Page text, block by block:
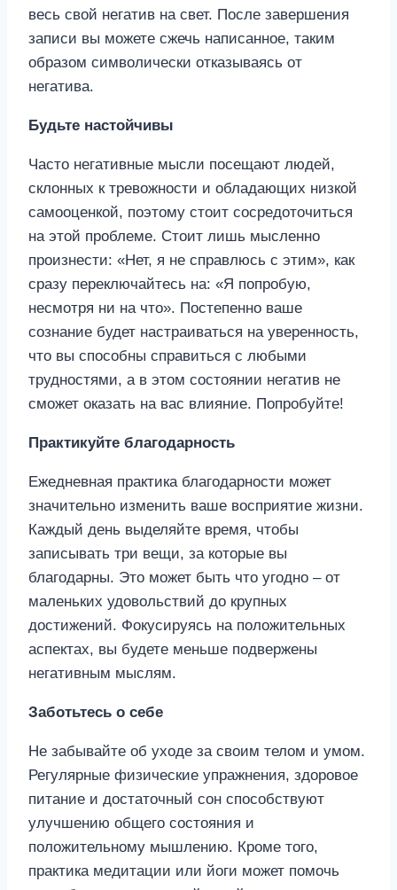
весь свой негатив на свет. После завершения
записи вы можете сжечь написанное, таким
образом символически отказываясь от
негатива.
Будьте настойчивы
Часто негативные мысли посещают людей,
склонных к тревожности и обладающих низкой
самооценкой, поэтому стоит сосредоточиться
на этой проблеме. Стоит лишь мысленно
произнести: «Нет, я не справлюсь с этим», как
сразу переключайтесь на: «Я попробую,
несмотря ни на что». Постепенно ваше
сознание будет настраиваться на уверенность,
что вы способны справиться с любыми
трудностями, а в этом состоянии негатив не
сможет оказать на вас влияние. Попробуйте!
Практикуйте благодарность
Ежедневная практика благодарности может
значительно изменить ваше восприятие жизни.
Каждый день выделяйте время, чтобы
записывать три вещи, за которые вы
благодарны. Это может быть что угодно – от
маленьких удовольствий до крупных
достижений. Фокусируясь на положительных
аспектах, вы будете меньше подвержены
негативным мыслям.
Заботьтесь о себе
Не забывайте об уходе за своим телом и умом.
Регулярные физические упражнения, здоровое
питание и достаточный сон способствуют
улучшению общего состояния и
положительному мышлению. Кроме того,
практика медитации или йоги может помочь